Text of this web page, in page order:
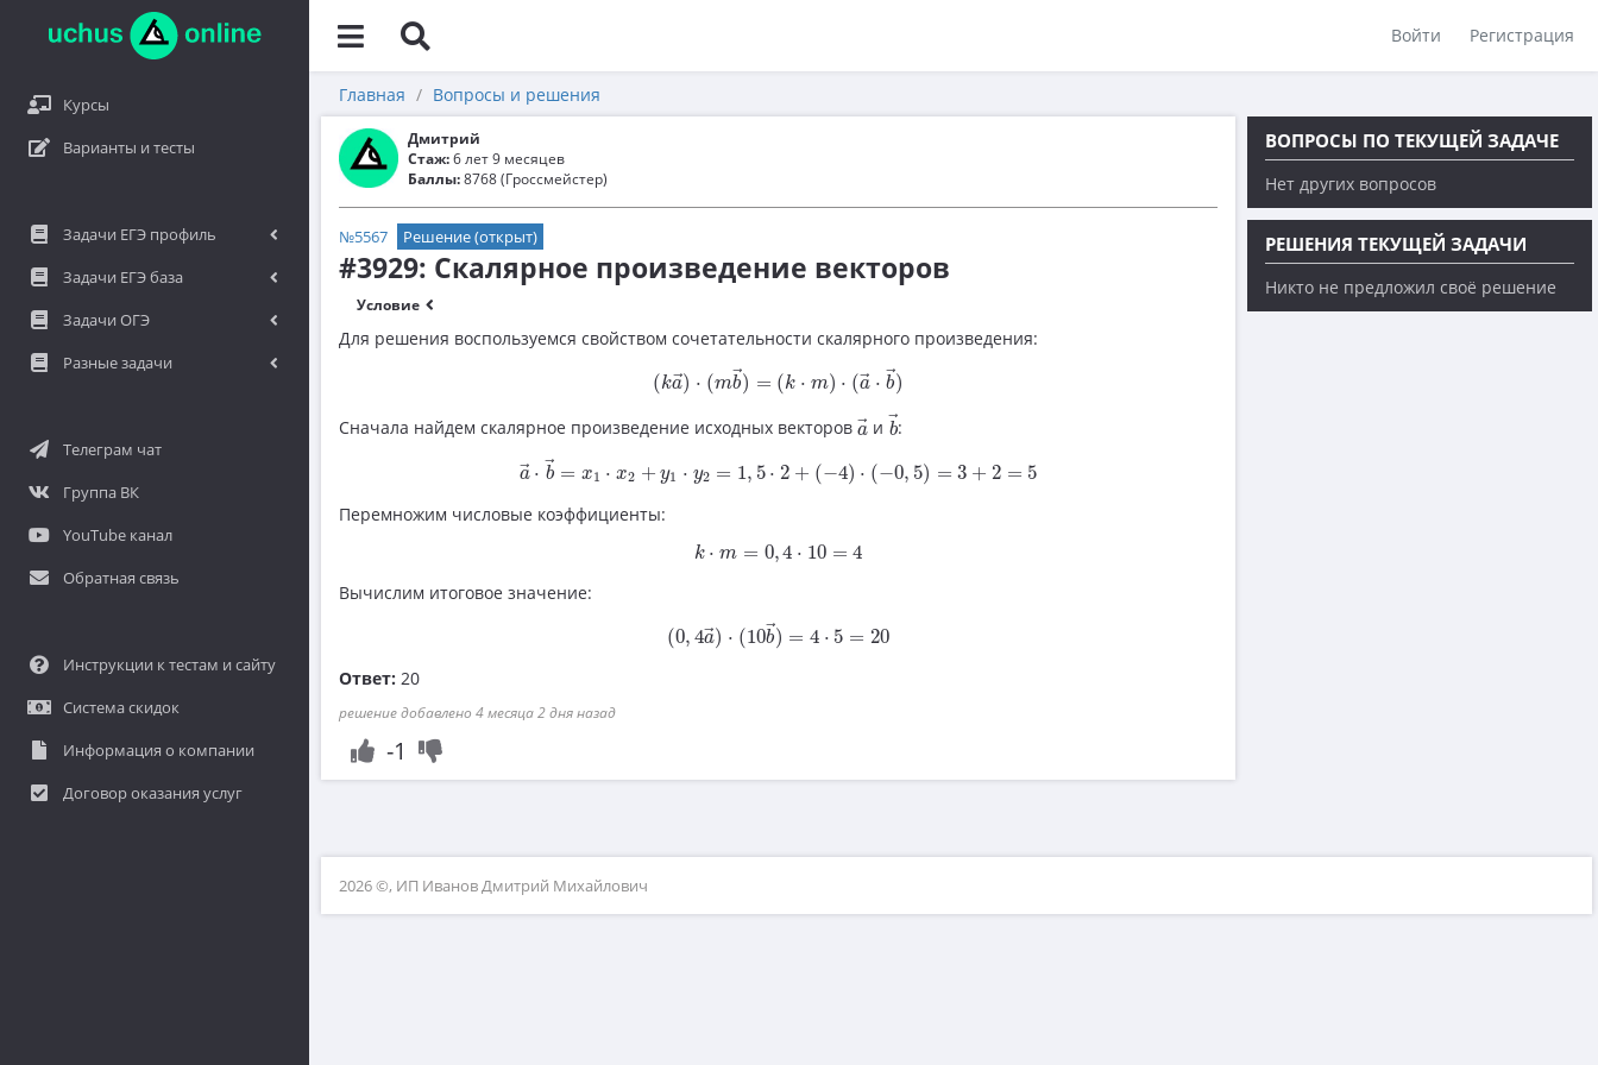
Войти Регистрация
Курсы
Варианты и тесты
Задачи ЕГЭ профиль
Задачи ЕГЭ база
Задачи ОГЭ
Разные задачи
Телеграм чат
Группа ВК
YouTube канал
Обратная связь
Инструкции к тестам и сайту
Система скидок
Информация о компании
Договор оказания услуг
Главная Вопросы и решения
Дмитрий
Стаж:6 лет 9 месяцев
Баллы:8768 (Гроссмейстер)
№5567 Решение (открыт)
#3929: Скалярное произведение векторов
Условие
Для решения воспользуемся свойством сочетательности скалярного произведения:
(k→
a) ⋅ (m→
b) = (k ⋅ m) ⋅ (→
a ⋅ →
b)
(k a→ ⋅( mb =( ) a→ b→
Сначала найдем скалярное произведение исходных векторов →
a
a →
и →
b
b
:
→
a ⋅ →
b = x1 ⋅ x2 + y1 ⋅ y2 = 1, 5 ⋅ 2 + (−4) ⋅ (−0, 5) = 3 + 2 = 5
+ 4 (− =
Перемножим числовые коэффициенты:
k ⋅ m = 0,4 ⋅ 10 = 4
k⋅m 0, 4⋅ 10=
Вычислим итоговое значение:
(0, 4→
a) ⋅ (10→
b) = 4 ⋅ 5 = 20
(0 a→ ⋅( 10b 4⋅ 20
Ответ: 20
решение добавлено 4 месяца 2 дня назад
-1
ВОПРОСЫ ПО ТЕКУЩЕЙ ЗАДАЧЕ
Нет других вопросов
РЕШЕНИЯ ТЕКУЩЕЙ ЗАДАЧИ
Никто не предложил своё решение
2026 ©, ИП Иванов Дмитрий Михайлович